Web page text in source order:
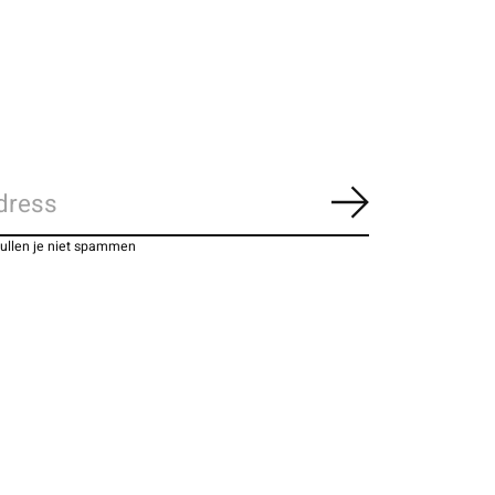
Abonneer
je niet spammen